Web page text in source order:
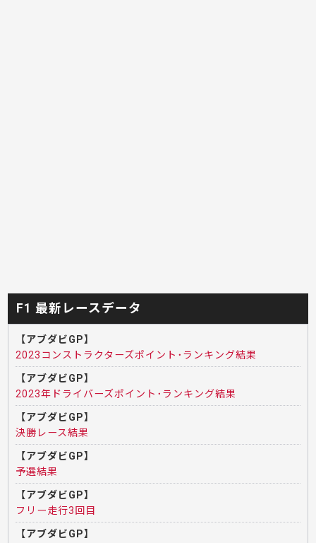
F1 最新レースデータ
【アブダビGP】
2023コンストラクターズポイント･ランキング結果
【アブダビGP】
2023年ドライバーズポイント･ランキング結果
【アブダビGP】
決勝レース結果
【アブダビGP】
予選結果
【アブダビGP】
フリー走行3回目
【アブダビGP】